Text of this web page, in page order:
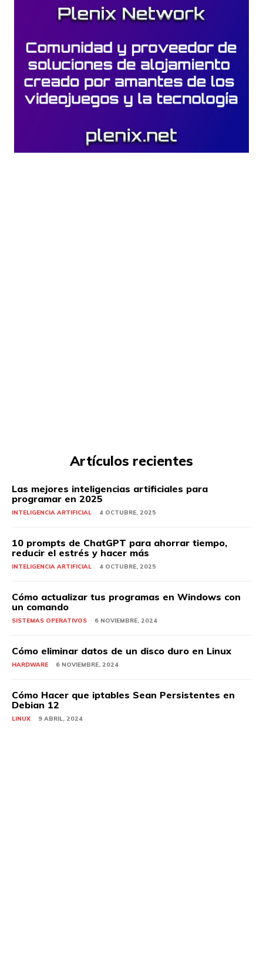
Artículos recientes
Las mejores inteligencias artificiales para
programar en 2025
INTELIGENCIA ARTIFICIAL 4 OCTUBRE, 2025
10 prompts de ChatGPT para ahorrar tiempo,
reducir el estrés y hacer más
INTELIGENCIA ARTIFICIAL 4 OCTUBRE, 2025
Cómo actualizar tus programas en Windows con
un comando
SISTEMAS OPERATIVOS 6 NOVIEMBRE, 2024
Cómo eliminar datos de un disco duro en Linux
HARDWARE 6 NOVIEMBRE, 2024
Cómo Hacer que iptables Sean Persistentes en
Debian 12
LINUX 9 ABRIL, 2024